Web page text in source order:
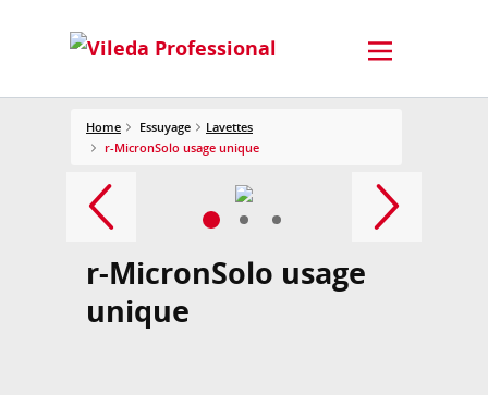
Home Essuyage
Lavettes
r-MicronSolo usage unique
r-MicronSolo usage
unique